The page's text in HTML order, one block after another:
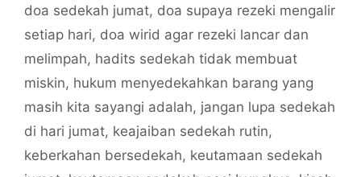
doa sedekah jumat, doa supaya rezeki mengalir
setiap hari, doa wirid agar rezeki lancar dan
melimpah, hadits sedekah tidak membuat
miskin, hukum menyedekahkan barang yang
masih kita sayangi adalah, jangan lupa sedekah
di hari jumat, keajaiban sedekah rutin,
keberkahan bersedekah, keutamaan sedekah